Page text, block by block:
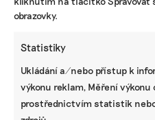
obrazovky.
Statistiky
Ukládání a/nebo přístup k
výkonu reklam, Měření výkonu
prostřednictvím statistik
NEJNOVĚJŠÍ PODCAST
udržitelnost,
Turkem
developera